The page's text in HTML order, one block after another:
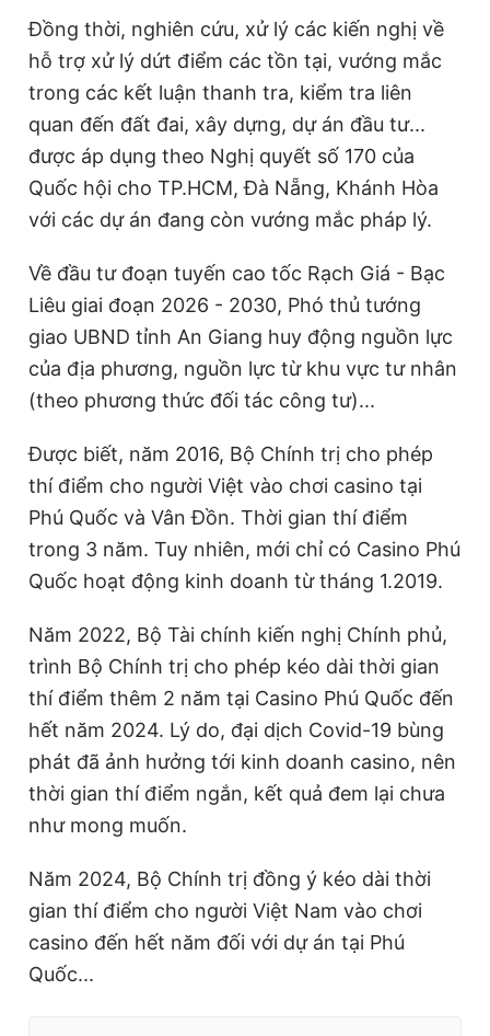
Đồng thời, nghiên cứu, xử lý các kiến nghị về
hỗ trợ xử lý dứt điểm các tồn tại, vướng mắc
trong các kết luận thanh tra, kiểm tra liên
quan đến đất đai, xây dựng, dự án đầu tư...
được áp dụng theo Nghị quyết số 170 của
Quốc hội cho TP.HCM, Đà Nẵng, Khánh Hòa
với các dự án đang còn vướng mắc pháp lý.
Về đầu tư đoạn tuyến cao tốc Rạch Giá - Bạc
Liêu giai đoạn 2026 - 2030, Phó thủ tướng
giao UBND tỉnh An Giang huy động nguồn lực
của địa phương, nguồn lực từ khu vực tư nhân
(theo phương thức đối tác công tư)...
Được biết, năm 2016, Bộ Chính trị cho phép
thí điểm cho người Việt vào chơi casino tại
Phú Quốc và Vân Đồn. Thời gian thí điểm
trong 3 năm. Tuy nhiên, mới chỉ có Casino Phú
Quốc hoạt động kinh doanh từ tháng 1.2019.
Năm 2022, Bộ Tài chính kiến nghị Chính phủ,
trình Bộ Chính trị cho phép kéo dài thời gian
thí điểm thêm 2 năm tại Casino Phú Quốc đến
hết năm 2024. Lý do, đại dịch Covid-19 bùng
phát đã ảnh hưởng tới kinh doanh casino, nên
thời gian thí điểm ngắn, kết quả đem lại chưa
như mong muốn.
Năm 2024, Bộ Chính trị đồng ý kéo dài thời
gian thí điểm cho người Việt Nam vào chơi
casino đến hết năm đối với dự án tại Phú
Quốc...